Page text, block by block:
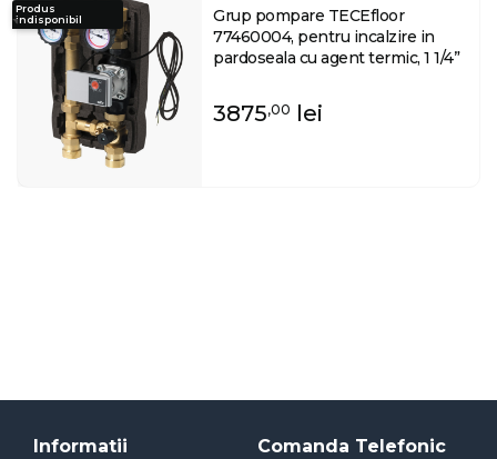
Grup pompare TECEfloor
77460004, pentru incalzire in
pardoseala cu agent termic, 1 1/4”
3875,00 lei
Produs
indisponibil
Informatii Comanda Telefonic